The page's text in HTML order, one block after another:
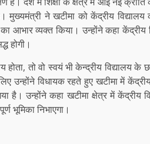
ने खटीमा को केंद्रीय
आभार व्यक्त किया। उन्होंने कहा केंद्रीय
होगी।
तो वो स्वयं भी केन्द्रीय विद्यालय के
विधायक रहते हुए खटीमा में
उन्होंने कहा खटीमा क्षेत्र में केंद्रीय
भूमिका निभाएगा।